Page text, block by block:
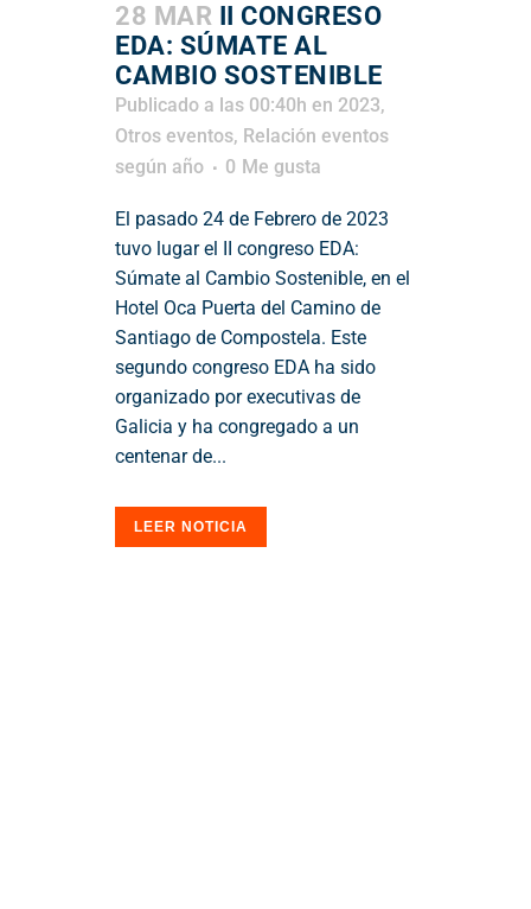
28 MAR II CONGRESO
EDA: SÚMATE AL
CAMBIO SOSTENIBLE
Publicado a las 00:40h en 2023,
Otros eventos, Relación eventos
según año
0 Me gusta
El pasado 24 de Febrero de 2023
tuvo lugar el II congreso EDA:
Súmate al Cambio Sostenible, en el
Hotel Oca Puerta del Camino de
Santiago de Compostela. Este
segundo congreso EDA ha sido
organizado por executivas de
Galicia y ha congregado a un
centenar de...
LEER NOTICIA